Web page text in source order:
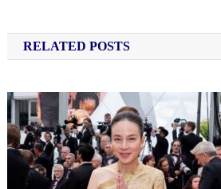
RELATED POSTS